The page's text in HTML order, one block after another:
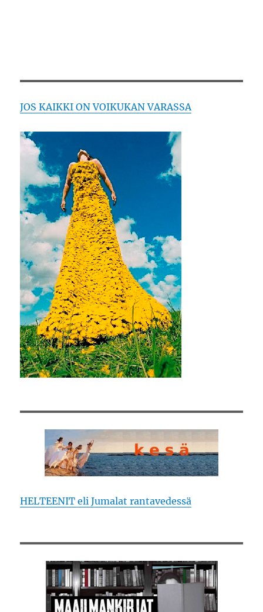
JOS KAIKKI ON VOIKUKAN VARASSA
HELTEENIT eli Jumalat rantavedessä